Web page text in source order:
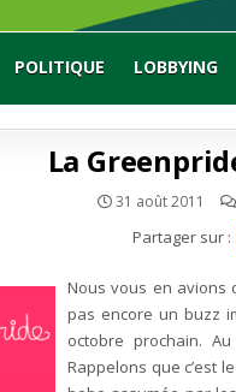
POLITIQUE LOBBYING
La
31 août 2011
Partager sur :
Nous vous en avions
pas encore un buzz
octobre prochain.
Rappelons que c’est